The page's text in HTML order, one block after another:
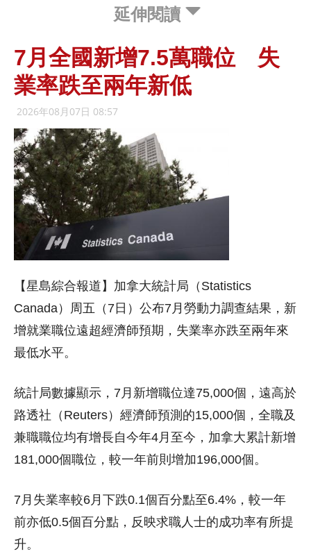
延伸閱讀
7月全國新增7.5萬職位 失
業率跌至兩年新低
2026年08月07日 08:57
【星島綜合報道】加拿大統計局（Statistics
Canada）周五（7日）公布7月勞動力調查結果，新
增就業職位遠超經濟師預期，失業率亦跌至兩年來
最低水平。
統計局數據顯示，7月新增職位達75,000個，遠高於
路透社（Reuters）經濟師預測的15,000個，全職及
兼職職位均有增長自今年4月至今，加拿大累計新增
181,000個職位，較一年前則增加196,000個。
7月失業率較6月下跌0.1個百分點至6.4%，較一年
前亦低0.5個百分點，反映求職人士的成功率有所提
升。